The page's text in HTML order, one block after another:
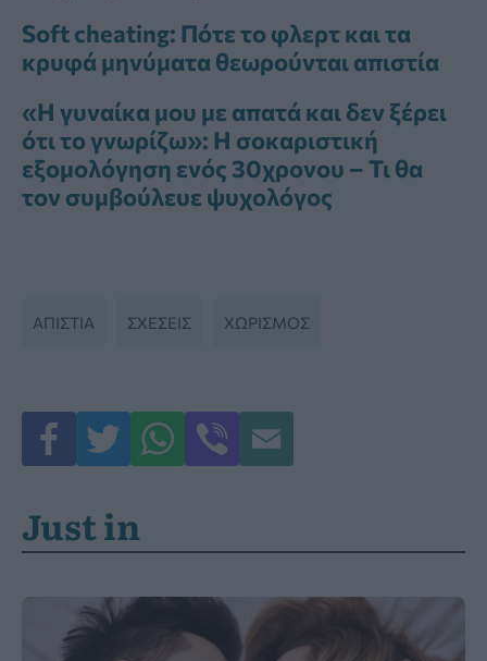
Soft cheating: Πότε το φλερτ και τα
κρυφά μηνύματα θεωρούνται απιστία
«Η γυναίκα μου με απατά και δεν ξέρει
ότι το γνωρίζω»: Η σοκαριστική
εξομολόγηση ενός 30χρονου – Τι θα
τον συμβούλευε ψυχολόγος
ΑΠΙΣΤΊΑ ΣΧΕΣΕΙΣ ΧΩΡΙΣΜΟΣ
Just in